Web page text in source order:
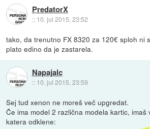
PredatorX
:: 10. jul 2015, 23:52
tako, da trenutno FX 8320 za 120€ sploh ni
plato edino da je zastarela.
Napajalc
:: 10. jul 2015, 23:59
Sej tud xenon ne moreš več upgredat.
Če ima model 2 različna modela kartic, imaš
katera odklene: